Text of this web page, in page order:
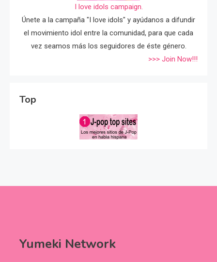
I love idols campaign.
Únete a la campaña "I love idols" y ayúdanos a difundir
el movimiento idol entre la comunidad, para que cada
vez seamos más los seguidores de éste género.
>>> Join Now!!!
Top
Yumeki Network